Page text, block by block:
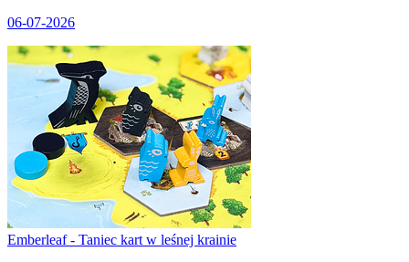
06-07-2026
Emberleaf - Taniec kart w leśnej krainie